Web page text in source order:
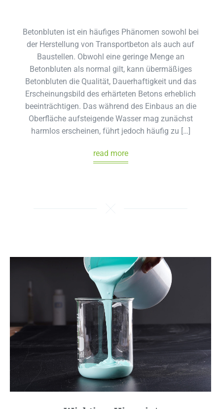
Betonbluten ist ein häufiges Phänomen sowohl bei
der Herstellung von Transportbeton als auch auf
Baustellen. Obwohl eine geringe Menge an
Betonbluten als normal gilt, kann übermäßiges
Betonbluten die Qualität, Dauerhaftigkeit und das
Erscheinungsbild des erhärteten Betons erheblich
beeinträchtigen. Das während des Einbaus an die
Oberfläche aufsteigende Wasser mag zunächst
harmlos erscheinen, führt jedoch häufig zu […]
read more